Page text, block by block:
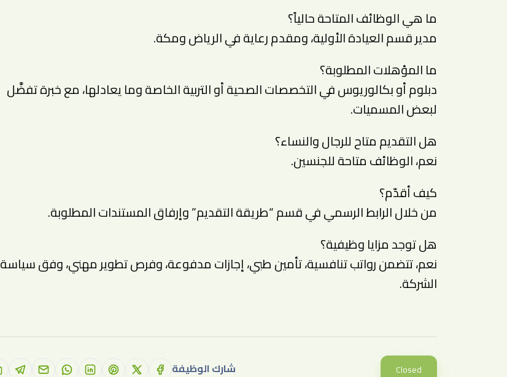
ما هي الوظائف المتاحة حالياً؟
مدير قسم العيادة الأولية، ومقدم رعاية في الرياض ومكة.
ما المؤهلات المطلوبة؟
دبلوم أو بكالوريوس في التخصصات الصحية أو التربية الخاصة وما يعادلها، مع خبرة تفضَّل
لبعض المسميات.
هل التقديم متاح للرجال والنساء؟
نعم، الوظائف متاحة للجنسين.
كيف أقدّم؟
من خلال الرابط الرسمي في قسم “طريقة التقديم” وإرفاق المستندات المطلوبة.
هل توجد مزايا وظيفية؟
نعم، تتضمن رواتب تنافسية، تأمين طبي، إجازات مدفوعة، وفرص تطوير مهني، وفق سياسة
الشركة.
Closed شارك الوظيفة